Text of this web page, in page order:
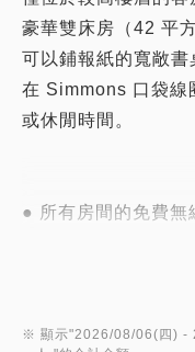
豪華雙床房（42 平
可以鋪報紙的寬敞書
在 Simmons 口袋線
或休閒時間。
● 所有房間的免費無
還有一個有線 LAN
※ 顯示"2026/08/06(四) -